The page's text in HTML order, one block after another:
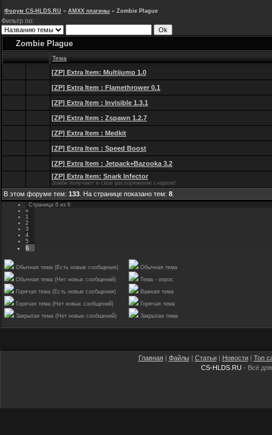
Форум CS-HLDS.RU » AMXX плагины » Zombie Plague
Фильтр по:
Zombie Plague
Тема
[ZP] Extra Item: Multijump 1.0
[ZP] Extra Item : Flamethrower 0.1
[ZP] Extra Item : Invisible 1.3.1
[ZP] Extra Item : Zspawn 1.2.7
[ZP] Extra Item : Medkit
[ZP] Extra Item : Speed Boost
[ZP] Extra Item : Jetpack+Bazooka 3.2
[ZP] Extra Item: Snark Infector
Зомби получают в свое распоряжение снарков!
В этом форуме тем: 133 . На странице показано тем: 8
Страница 6 из 6
«
1
2
3
4
5
6
Обычная тема (Есть новые сообщения)
Обычная тема
Обычная тема (Нет новых сообщений)
Тема - опрос
Горячая тема (Есть новые сообщения)
Важная тема
Горячая тема (Нет новых сообщений)
Горячая тема
Закрытая тема (Нет новых сообщений)
Закрытая тема
Главная| Файлы | Статьи| Новости| Топ
CS-HLDS.RU - Всё